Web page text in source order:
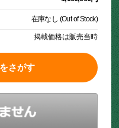
在庫なし (Out of Stock)
掲載価格は販売当時
さがす